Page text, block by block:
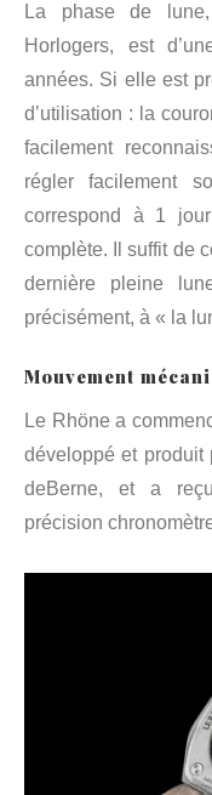
La phase de
Horlogers, est
années. Si elle est
d’utilisation : la
facilement
régler facilement
correspond à 1
complète. Il suffit de
dernière pleine
précisément, à « la
Mouvement
Le Rhöne a
développé et produit
deBerne, et a
précision